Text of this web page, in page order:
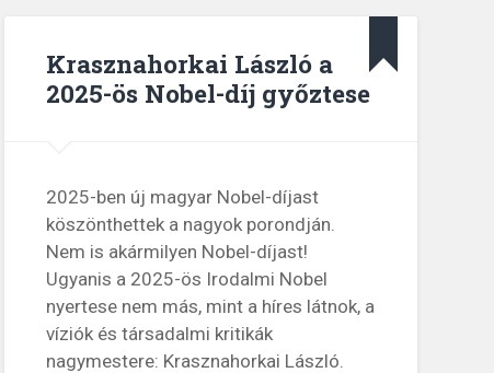
Krasznahorkai László a
2025-ös Nobel-díj győztese
2025-ben új magyar Nobel-díjast
köszönthettek a nagyok porondján.
Nem is akármilyen Nobel-díjast!
Ugyanis a 2025-ös Irodalmi Nobel
nyertese nem más, mint a híres látnok, a
víziók és társadalmi kritikák
nagymestere: Krasznahorkai László.